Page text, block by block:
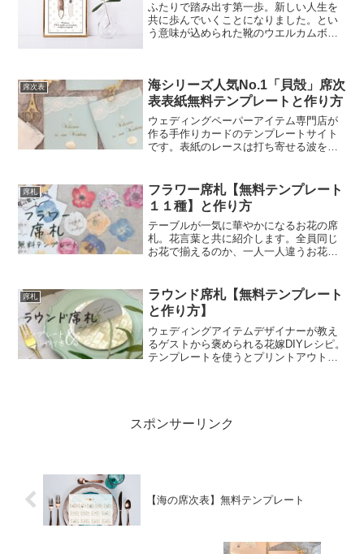
ふたりで踏み出す第一歩。新しい人生を
共に歩んでいくことになりました。とい
う意味が込められた靴のウエルカムボー
明してくださいね。
席次表
海シリーズ人気No.1「貝殻」席次
表表紙無料テンプレートと作り方
ウェディングペーパーアイテム専門店が
作る手作りカードのテンプレートサイト
です。表紙のレースは打ち寄せる波をイ
した用紙を中に挟んで、ふたりの結婚式
を海でいっぱいにしてくださいね。
席札
フラワー席札【無料テンプレート
１１種】と作り方
テーブルが一気に華やかになるお花の席
札。花言葉と共に紹介します。全員同じ
お花で揃えるのか、一人一人違うお花で
ーディネートしてみてください。
席札
ラウンド席札【無料テンプレート
と作り方】
ウェディングアイテムデザイナーが教え
るゲストから褒められる花嫁DIYレシピ。
テンプレートを使うとプリントアウトし
スポンサーリンク
【海の席次表】無料テンプレート